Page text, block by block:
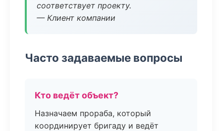
соответствует проекту.
— Клиент компании
Часто задаваемые вопросы
Кто ведёт объект?
Назначаем прораба, который
координирует бригаду и ведёт